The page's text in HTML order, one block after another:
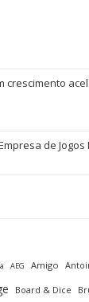
crescimento
de Jogos
AEG Amigo
Board & Dice